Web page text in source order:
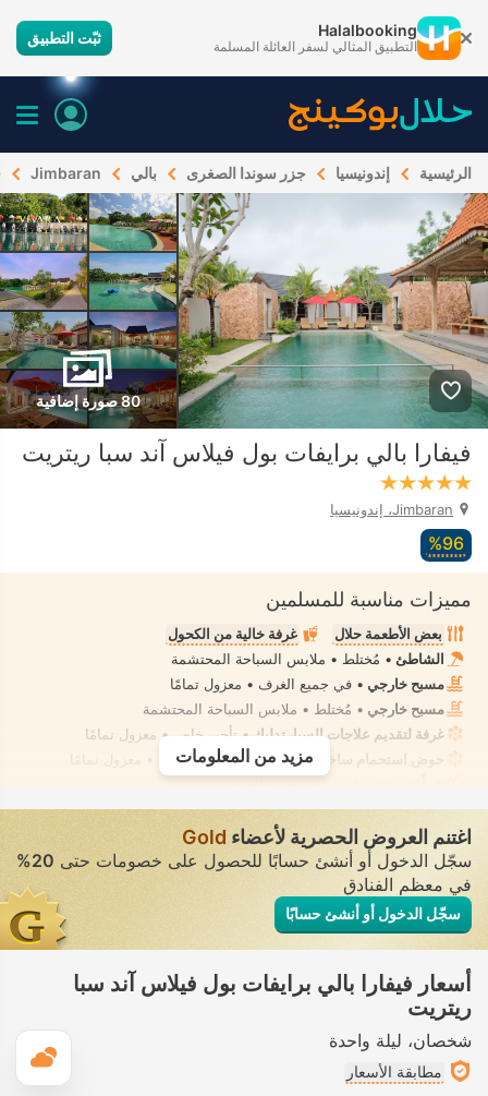
Halalbooking
التطبيق المثالي لسفر العائلة المسلمة ثبّت التطبيق
الرئيسية إندونيسيا جزر سوندا الصغرى بالي Jimbaran
80 صورة إضافية
فيفارا بالي برايفات بول فيلاس آند سبا ريتريت
Jimbaran، إندونيسيا
96‏%
مميزات مناسبة للمسلمين
بعض الأطعمة حلال
غرفة خالية من الكحول
الشاطئ • مُختلط • ملابس السباحة المحتشمة
مسبح خارجي • في جميع الغرف • معزول تمامًا
مسبح خارجي • مُختلط • ملابس السباحة المحتشمة
غرفة لتقديم علاجات السبا، تدليك• تأجير خاص • معزول تمامًا
حوض استحمام ساخن/جاكوزي• في جميع الغرف • معزول تمامًا
• في جميع الغرف
مزيد من المعلومات
اغتنم العروض الحصرية لأعضاء Gold
سجّل الدخول أو أنشئ حسابًا للحصول على خصومات حتى20%
في معظم الفنادق
سجّل الدخول أو أنشئ حسابًا
أسعار فيفارا بالي برايفات بول فيلاس آند سبا
ريتريت
شخصان ليلة واحدة
مطابقة الأسعار